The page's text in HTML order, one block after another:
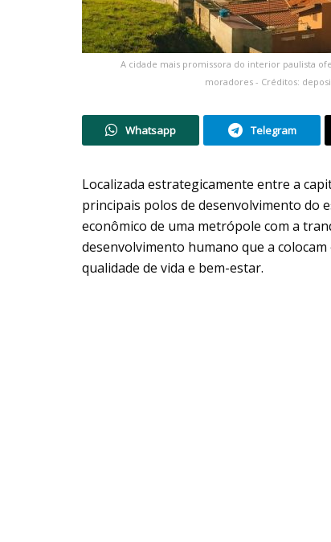
A cidade mais promissora do interior paulista
moradores - Créditos:
Whatsapp Telegram
Localizada estrategicamente entre a
principais polos de desenvolvimento do
econômico de uma metrópole com a
desenvolvimento humano que a
qualidade de vida e bem-estar.